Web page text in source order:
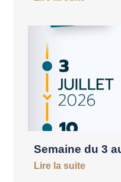
Semaine du 3
Lire la suite